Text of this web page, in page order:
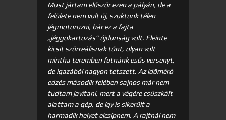
Most jártam először ezen a pályán, de a
felülete nem volt új, szoktunk télen
jégmotorozni, bár ez a fajta
„jéggokartozás” újdonság volt. Eleinte
kicsit szürreálisnak tűnt, olyan volt
mintha teremben futnánk esős versenyt,
de igazából nagyon tetszett. Az időmérő
edzés második felében sajnos már nem
tudtam javítani, mert a végére csúszkált
alattam a gép, de így is sikerült a
harmadik helyet elcsípnem. A rajtnál nem